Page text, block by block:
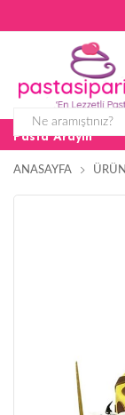
Pasta Arayın
ANASAYFA